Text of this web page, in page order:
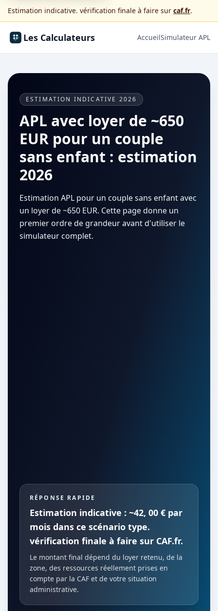
Estimation indicative. vérification finale à faire sur caf.fr.
Les Calculateurs AccueilSimulateur APL
ESTIMATION INDICATIVE 2026
APL avec loyer de ~650
EUR pour un couple
sans enfant : estimation
2026
Estimation APL pour un couple sans enfant avec
un loyer de ~650 EUR. Cette page donne un
premier ordre de grandeur avant d'utiliser le
simulateur complet.
RÉPONSE RAPIDE
Estimation indicative : ~42, 00 € par
mois dans ce scénario type.
vérification finale à faire sur CAF.fr.
Le montant final dépend du loyer retenu, de la
zone, des ressources réellement prises en
compte par la CAF et de votre situation
administrative.